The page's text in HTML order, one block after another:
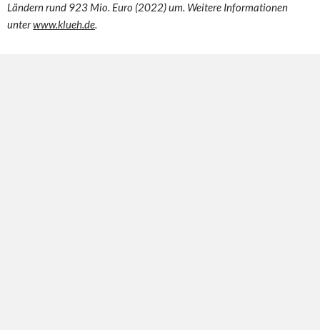
Ländern rund 923 Mio. Euro (2022) um. Weitere Informationen
unterwww.klueh.de.